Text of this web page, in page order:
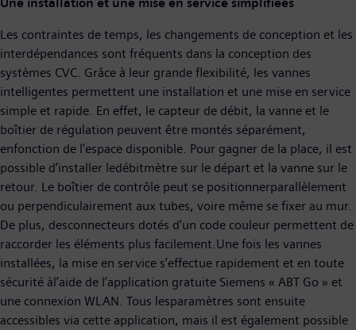
Les contraintes de temps, les changements de conception et les
interdépendances sont fréquents dans la conception des
systèmes CVC. Grâce à leur grande flexibilité, les vannes
intelligentes permettent une installation et une mise en service
simple et rapide. En effet, le capteur de débit, la vanne et le
boîtier de régulation peuvent être montés séparément,
enfonction de l'espace disponible. Pour gagner de la place, il est
possible d’installer ledébitmètre sur le départ et la vanne sur le
retour. Le boîtier de contrôle peut se positionnerparallèlement
ou perpendiculairement aux tubes, voire même se fixer au mur.
De plus, desconnecteurs dotés d’un code couleur permettent de
raccorder les éléments plus facilement.Une fois les vannes
installées, la mise en service s’effectue rapidement et en toute
sécurité àl’aide de l’application gratuite Siemens « ABT Go » et
une connexion WLAN. Tous lesparamètres sont ensuite
accessibles via cette application, mais il est également possible